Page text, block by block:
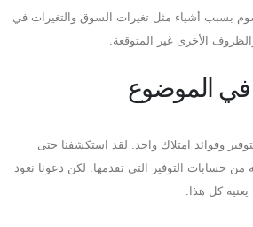
بسبب أشياء مثل تغيرات السوق والتغيرات في
الأخرى غير المتوقعة.
في الموضوع
وفوائد امتلاك واحد. لقد استكشفنا حتى
من حسابات التوفير التي تقدمها. لكن دعونا نعود
كل هذا.